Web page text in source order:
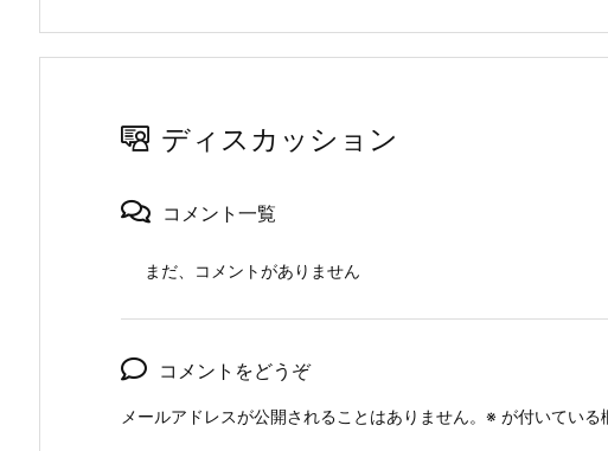
ディスカッション
コメント一覧
まだ、コメントがありません
コメントをどうぞ
メールアドレスが公開されることはありません。 ※ が付いている